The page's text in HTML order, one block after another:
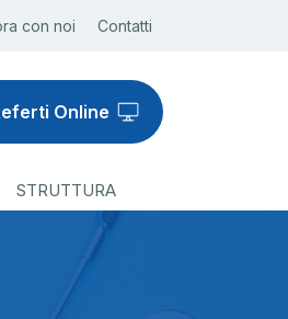
con noi Contatti
Online
STRUTTURA